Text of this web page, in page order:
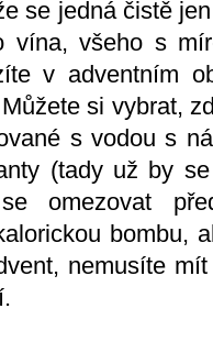
se jedná čistě
vína, všeho s
v adventním
si vybrat,
s vodou s
(tady už by
se omezovat
bombu,
nemusíte